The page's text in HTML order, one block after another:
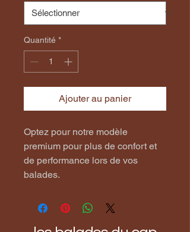
Quantité *
Ajouter au panier
Optez pour notre modèle
premium pour plus de confort et
de performance lors de vos
balades.